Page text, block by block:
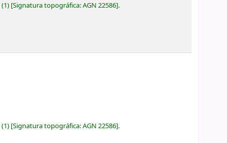
(1) Signatura topográfica:AGN 22586 .
(1) Signatura topográfica:AGN 22586 .